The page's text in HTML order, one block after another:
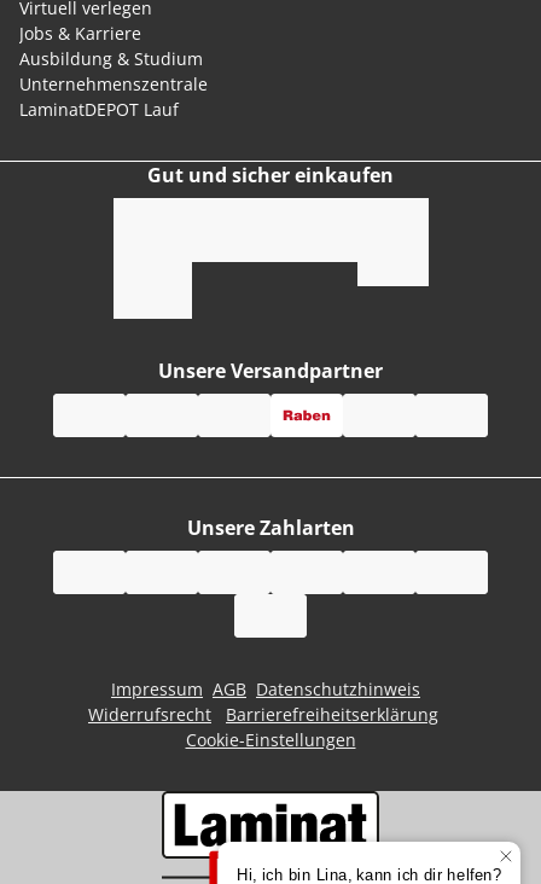
Virtuell verlegen
Jobs & Karriere
Ausbildung & Studium
Unternehmenszentrale
LaminatDEPOT Lauf
Gut und sicher einkaufen
Unsere Zahlarten
Unsere Versandpartner
Impressum AGB Datenschutzhinweis
Widerrufsrecht
Barrierefreiheitserklärung
Cookie-Einstellungen